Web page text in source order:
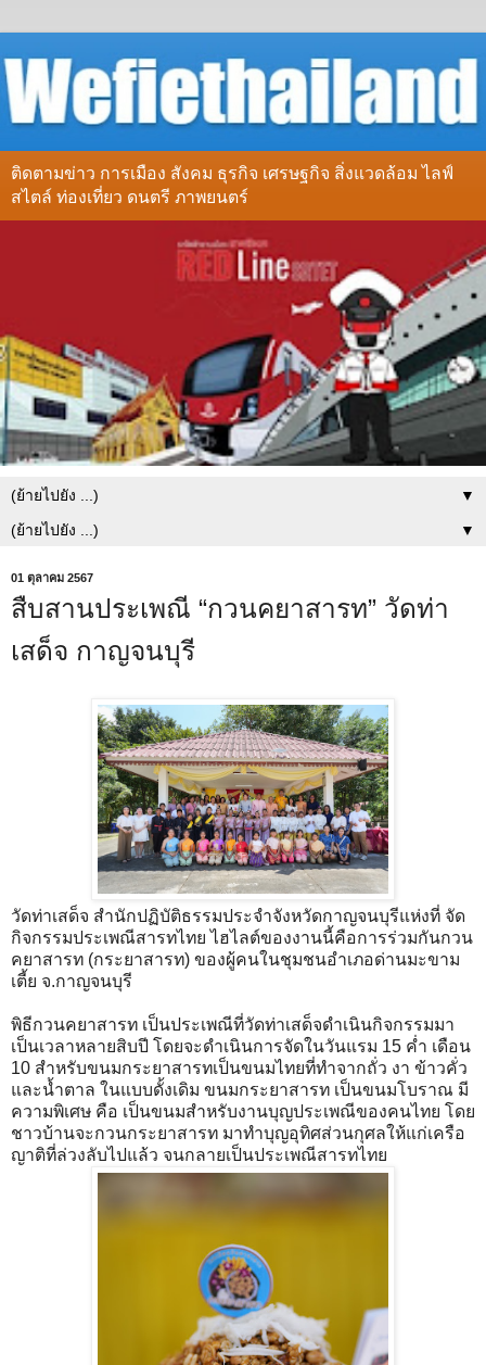
ติดตามข่าว การเมือง สังคม ธุรกิจ เศรษฐกิจ สิ่งแวดล้อม ไลฟ์
สไตล์ ท่องเที่ยว ดนตรี ภาพยนตร์
▼
▼
01 ตุลาคม 2567
สืบสานประเพณี “กวนคยาสารท” วัดท่า
เสด็จ กาญจนบุรี
วัดท่าเสด็จ สำนักปฏิบัติธรรมประจำจังหวัดกาญจนบุรีแห่งที่ จัด
กิจกรรมประเพณีสารทไทย ไฮไลต์ของงานนี้คือการร่วมกันกวน
คยาสารท (กระยาสารท) ของผู้คนในชุมชนอำเภอด่านมะขาม
เตี้ย จ.กาญจนบุรี
พิธีกวนคยาสารท เป็นประเพณีที่วัดท่าเสด็จดำเนินกิจกรรมมา
เป็นเวลาหลายสิบปี โดยจะดำเนินการจัดในวันแรม 15 ค่ำ เดือน
10 สำหรับขนมกระยาสารทเป็นขนมไทยที่ทำจากถั่ว งา ข้าวคั่ว
และน้ำตาล ในแบบดั้งเดิม ขนมกระยาสารท เป็นขนมโบราณ มี
ความพิเศษ คือ เป็นขนมสำหรับงานบุญประเพณีของคนไทย โดย
ชาวบ้านจะกวนกระยาสารท มาทำบุญอุทิศส่วนกุศลให้แก่เครือ
ญาติที่ล่วงลับไปแล้ว จนกลายเป็นประเพณีสารทไทย